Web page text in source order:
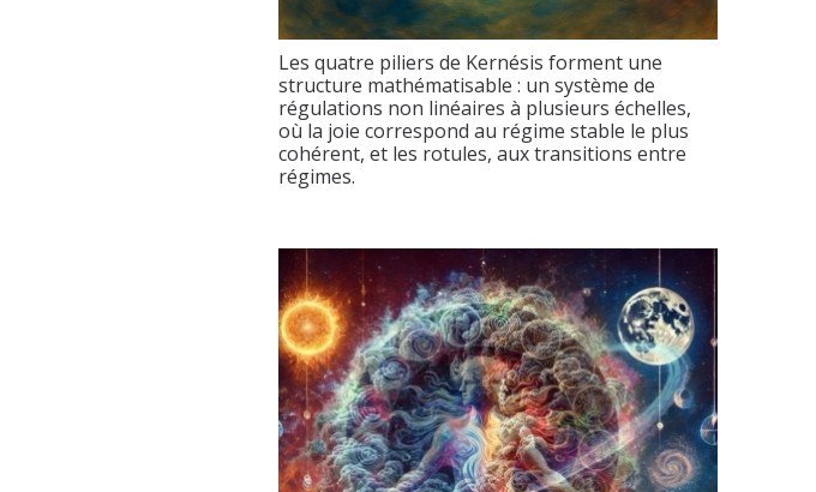
Les quatre piliers de Kernésis forment une
structure mathématisable : un système de
régulations non linéaires à plusieurs échelles,
où la joie correspond au régime stable le plus
cohérent, et les rotules, aux transitions entre
régimes.